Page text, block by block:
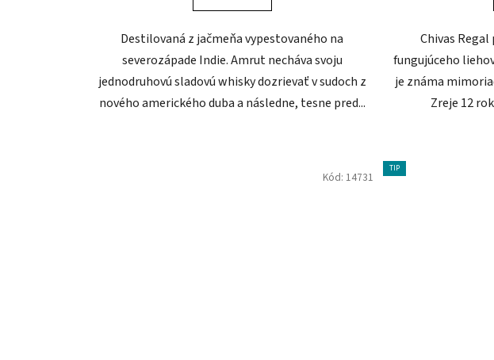
Destilovaná z jačmeňa vypestovaného na
severozápade Indie. Amrut necháva svoju
jednodruhovú sladovú whisky dozrievať v sudoch z
nového amerického duba a následne, tesne pred...
Chivas
fungujúceho
je známa
Zreje 12
Kód: 14731
TIP